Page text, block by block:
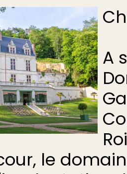
A
le